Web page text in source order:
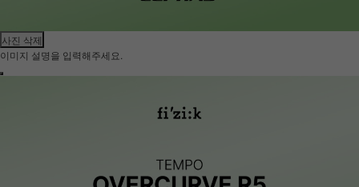
사진 삭제
이미지 설명을 입력해주세요.